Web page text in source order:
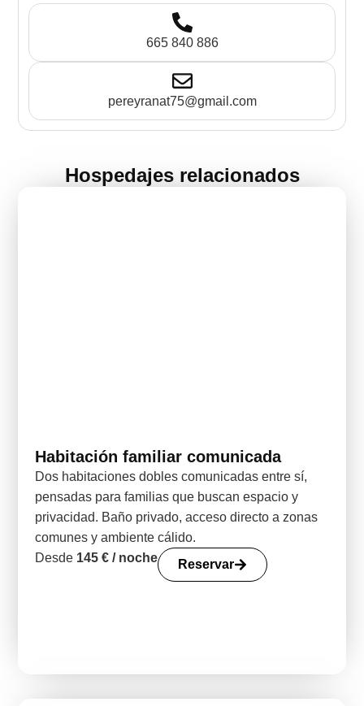
665 840 886
pereyranat75@gmail.com
Hospedajes relacionados
Habitación familiar comunicada
Dos habitaciones dobles comunicadas entre sí,
pensadas para familias que buscan espacio y
privacidad. Baño privado, acceso directo a zonas
comunes y ambiente cálido.
Desde 145 € / noche Reservar